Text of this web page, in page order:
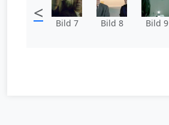
< Bild 7 Bild 8 Bild 9